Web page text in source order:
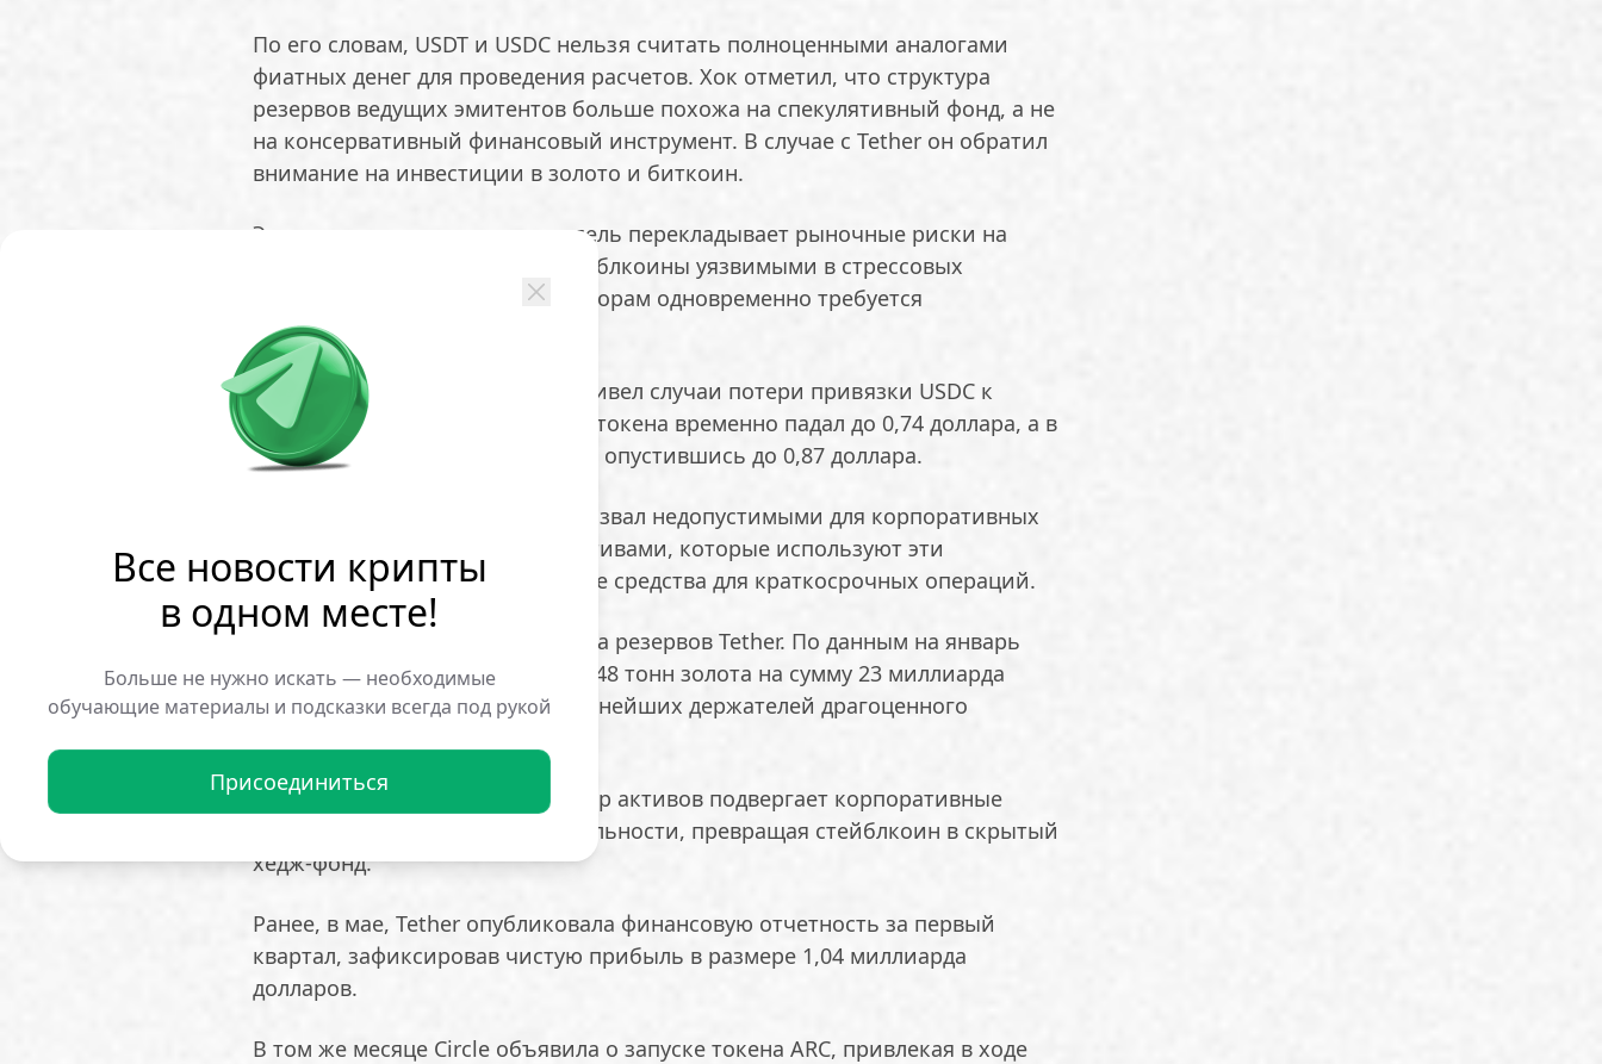
Все новости крипты
в одном месте!
Больше не нужно искать — необходимые
обучающие материалы и подсказки всегда под рукой
Присоединиться
По его словам, USDT и USDC нельзя считать полноценными аналогами
фиатных денег для проведения расчетов. Хок отметил, что структура
резервов ведущих эмитентов больше похожа на спекулятивный фонд, а не
на консервативный финансовый инструмент. В случае с Tether он обратил
внимание на инвестиции в золото и биткоин.
Эксперт считает, что такая модель перекладывает рыночные риски на
держателей токенов, делая стейблкоины уязвимыми в стрессовых
ситуациях, когда многим инвесторам одновременно требуется
ликвидность.
В качестве иллюстрации Хок привел случаи потери привязки USDC к
доллару. В марте 2024 года курс токена временно падал до 0,74 доллара, а в
2023 году он потерял около 13%, опустившись до 0,87 доллара.
Подобные колебания эксперт назвал недопустимыми для корпоративных
казначейств и управляющих активами, которые используют эти
инструменты как квазиналичные средства для краткосрочных операций.
Критике подверглась и структура резервов Tether. По данным на январь
2026 года, компания накопила 148 тонн золота на сумму 23 миллиарда
долларов, войдя в число 30 крупнейших держателей драгоценного
Хок подчеркнул, что такой выбор активов подвергает корпоративные
казначейства рыночной волатильности, превращая стейблкоин в скрытый
хедж-фонд.
Ранее, в мае, Tether опубликовала финансовую отчетность за первый
квартал, зафиксировав чистую прибыль в размере 1,04 миллиарда
долларов.
В том же месяце Circle объявила о запуске токена ARC, привлекая в ходе